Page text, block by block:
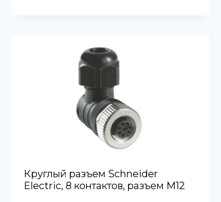
Круглый разъем Schneider
Electric, 8 контактов, разъем M12